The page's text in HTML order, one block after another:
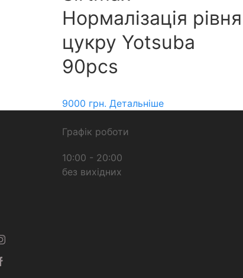
Нормалізація рівня
цукру Yotsuba
90pcs
9000 грн. Детальніше
Графік роботи
10:00 - 20:00
без вихідних